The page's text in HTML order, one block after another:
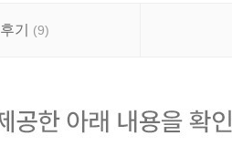
후기 (9)